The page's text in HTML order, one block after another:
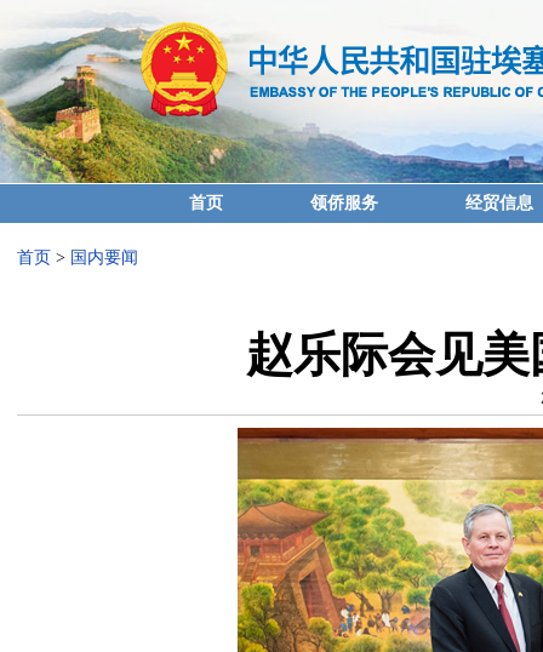
首页 领侨服务 经贸信息
首页 > 国内要闻
赵乐际会见